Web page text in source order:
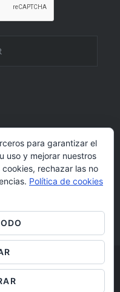
© 2019
para garantizar el
uso y mejorar nuestros
rechazar las no
Política de cookies